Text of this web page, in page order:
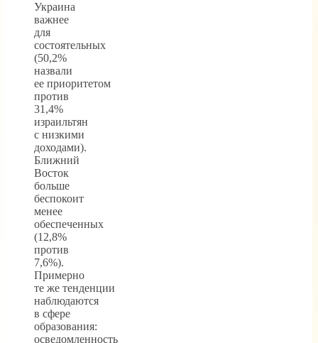
Украина
важнее
для
состоятельных
(50,2%
назвали
ее приоритетом
против
31,4%
израильтян
с низкими
доходами).
Ближний
Восток
больше
беспокоит
менее
обеспеченных
(12,8%
против
7,6%).
Примерно
те же тенденции
наблюдаются
в сфере
образования:
осведомленность